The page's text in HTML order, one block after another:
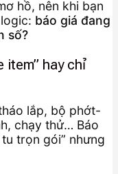
hồ, nên khi bạn
báo giá đang
số?
item” hay chỉ
lắp, bộ phớt-
chạy thử… Báo
trọn gói” nhưng